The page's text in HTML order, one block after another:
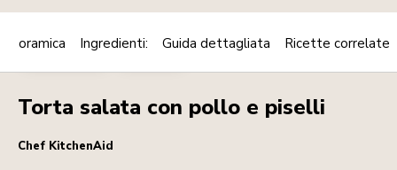
MAINCOURSE POLLAME Print
Torta salata con pollo e piselli
Chef KitchenAid
Ingredienti: Guida dettagliata Ricette correlate